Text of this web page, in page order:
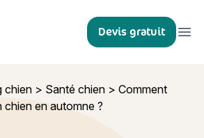
Devis gratuit
chien > Santé chien > Comment
chien en automne ?